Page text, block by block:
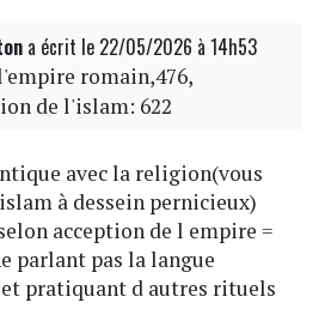
a écrit le 22/05/2026 à 14h53
romain,476,
de l'islam: 622
avec la religion(vous
à dessein pernicieux)
acception de l empire =
parlant pas la langue
pratiquant d autres rituels